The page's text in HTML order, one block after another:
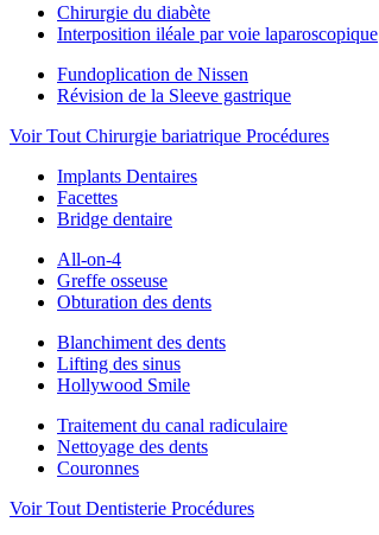
Chirurgie du diabète
Interposition iléale par voie laparoscopique
Fundoplication de Nissen
Révision de la Sleeve gastrique
Voir Tout Chirurgie bariatrique Procédures
Implants Dentaires
Facettes
Bridge dentaire
All-on-4
Greffe osseuse
Obturation des dents
Blanchiment des dents
Lifting des sinus
Hollywood Smile
Traitement du canal radiculaire
Nettoyage des dents
Couronnes
Voir Tout Dentisterie Procédures